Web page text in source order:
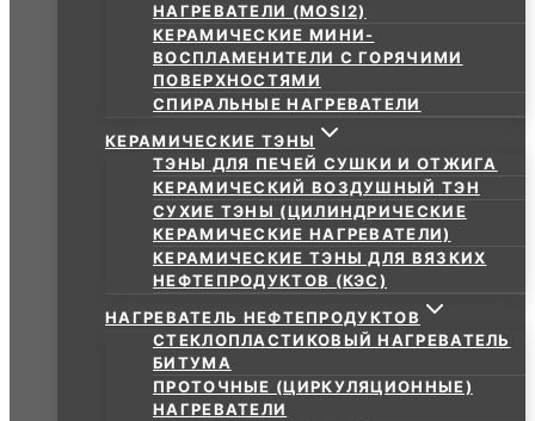
НАГРЕВАТЕЛИ (MOSI2)
КЕРАМИЧЕСКИЕ МИНИ-
ВОСПЛАМЕНИТЕЛИ С ГОРЯЧИМИ
ПОВЕРХНОСТЯМИ
СПИРАЛЬНЫЕ НАГРЕВАТЕЛИ
КЕРАМИЧЕСКИЕ ТЭНЫ
ТЭНЫ ДЛЯ ПЕЧЕЙ СУШКИ И ОТЖИГА
КЕРАМИЧЕСКИЙ ВОЗДУШНЫЙ ТЭН
СУХИЕ ТЭНЫ (ЦИЛИНДРИЧЕСКИЕ
КЕРАМИЧЕСКИЕ НАГРЕВАТЕЛИ)
КЕРАМИЧЕСКИЕ ТЭНЫ ДЛЯ ВЯЗКИХ
НЕФТЕПРОДУКТОВ (КЭС)
НАГРЕВАТЕЛЬ НЕФТЕПРОДУКТОВ
СТЕКЛОПЛАСТИКОВЫЙ НАГРЕВАТЕЛЬ
БИТУМА
ПРОТОЧНЫЕ (ЦИРКУЛЯЦИОННЫЕ)
НАГРЕВАТЕЛИ